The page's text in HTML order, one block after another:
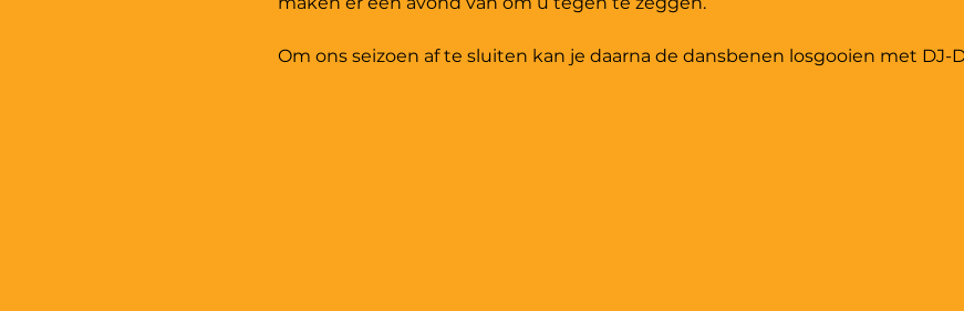
Om ons seizoen af te sluiten kan je daarna de dansbenen losgooien met DJ-